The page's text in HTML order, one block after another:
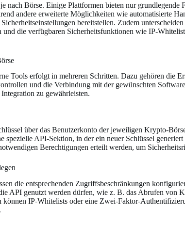
nach Börse. Einige Plattformen bieten nur grundlegende
andere erweiterte Möglichkeiten wie automatisierte
bereitstellen. Zudem
die verfügbaren Sicherheitsfunktionen wie IP-
Tools erfolgt in mehreren Schritten. Dazu gehören die
und die Verbindung mit der gewünschten
zu gewährleisten.
über das Benutzerkonto der jeweiligen Krypto-
spezielle API-Sektion, in der ein neuer Schlüssel
Berechtigungen erteilt werden, um
die entsprechenden Zugriffsbeschränkungen
API genutzt werden dürfen, wie z. B. das Abrufen von
können IP-Whitelists oder eine Zwei-Faktor-